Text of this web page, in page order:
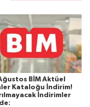
BİM Aktüel
Kataloğu İndirim!
İndirimler